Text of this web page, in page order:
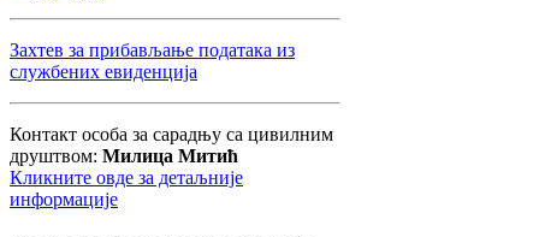
Захтев за прибављање података из
службених евиденција
Контакт особа за сарадњу са цивилним
друштвом: Милица Митић
Кликните овде за детаљније
информације